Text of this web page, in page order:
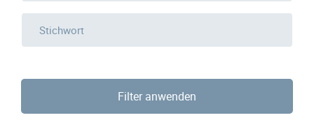
Filter anwenden